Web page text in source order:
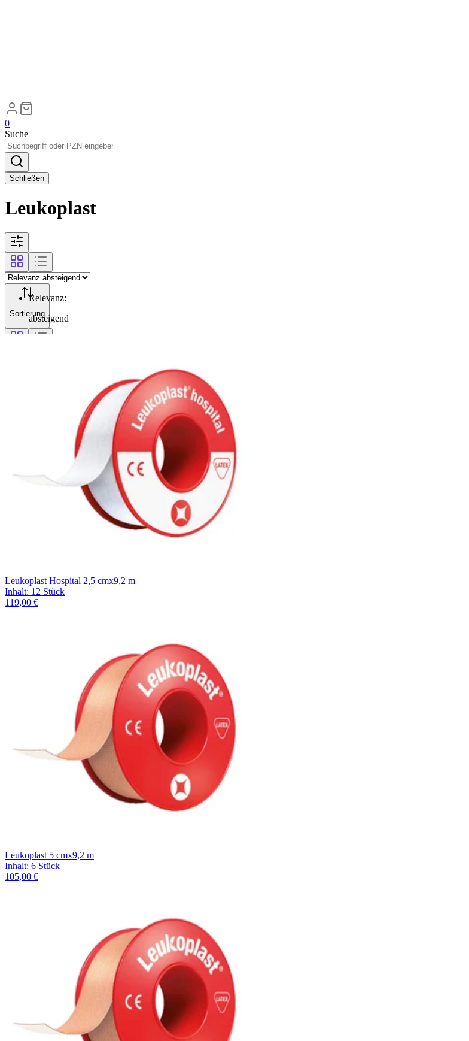
0
Suche
Schließen
Leukoplast
Sortierung
Relevanz:
absteigend
Leukoplast Hospital 2,5 cmx9,2 m
Inhalt: 12 Stück
119,00 €
Leukoplast 5 cmx9,2 m
Inhalt: 6 Stück
105,00 €